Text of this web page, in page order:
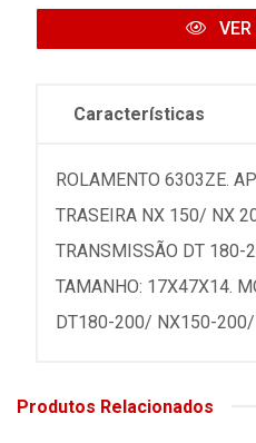
VER
Características
ROLAMENTO 6303ZE.
TRASEIRA NX 150/ NX
TRANSMISSÃO DT 180-
TAMANHO: 17X47X14.
DT180-200/ NX150-
Produtos Relacionados